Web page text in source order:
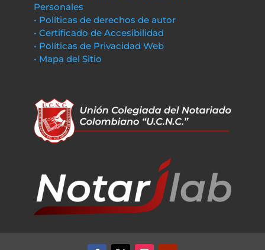
Personales
• Políticas de derechos de autor
• Certificado de Accesibilidad
• Políticas de Privacidad Web
• Mapa del Sitio